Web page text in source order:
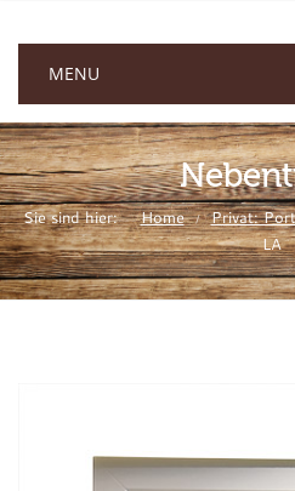
MENU
Sie sind hier: Home / Privat:
LA